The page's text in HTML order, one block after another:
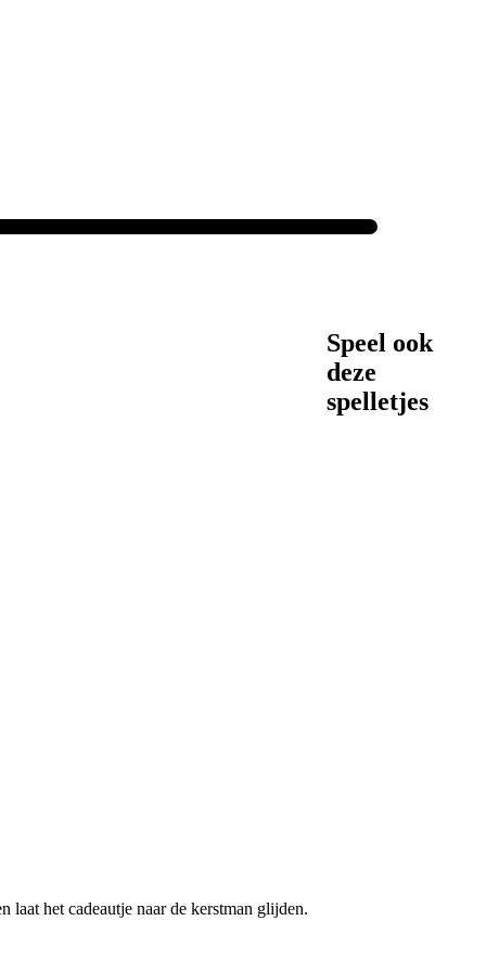
het cadeautje naar de kerstman glijden.
Speel ook
deze
spelletjes